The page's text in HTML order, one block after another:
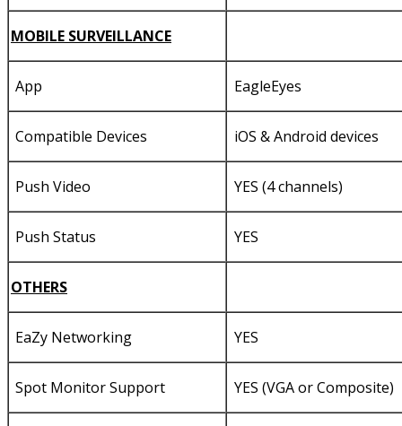
MOBILE SURVEILLANCE
App EagleEyes
Compatible Devices iOS & Android devices
Push Video YES (4 channels)
Push Status YES
OTHERS
EaZy Networking YES
Spot Monitor Support YES (VGA or Composite)